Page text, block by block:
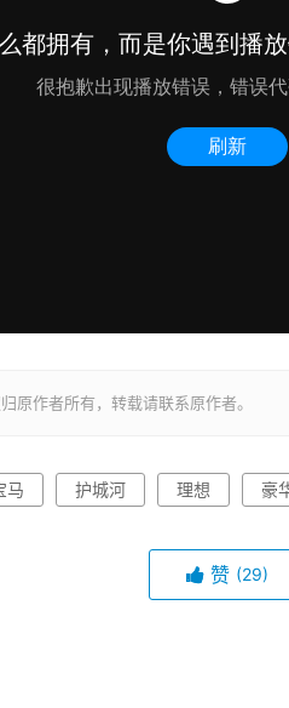
原作者所有，转载请联系原作者。
马 护城河 理想 豪
赞 (29)